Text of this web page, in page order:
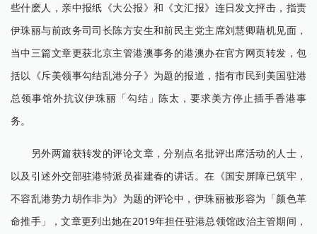
些什麽人，亲中报纸《大公报》和《文汇报》连日发文抨击，指责
伊珠丽与前政务司司长陈方安生和前民主党主席刘慧卿藉机见面，
当中三篇文章更获北京主管港澳事务的港澳办在官方网页转发，包
括以《斥美领事勾结乱港分子》为题的报道，指有市民到美国驻港
总领事馆外抗议伊珠丽「勾结」陈太，要求美方停止插手香港事
务。
另外两篇获转发的评论文章，分别点名批评出席活动的人士，
以及引述外交部驻港特派员崔建春的讲话。在《国安屏障已筑牢，
不容乱港势力胡作非为》为题的评论中，伊珠丽被形容为「颜色革
命推手」，文章更列出她在2019年担任驻港总领馆政治主管期间，